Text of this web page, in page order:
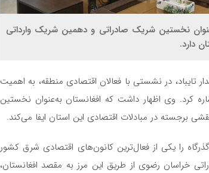
نخستین شریک صادراتی و دهمین شریک وارداتی
دارد.
تایباد، در نشستی با فعالان اقتصادی منطقه، به اهمیت
کرد. وی اظهار داشت که افغانستان به‌عنوان نخستین
برجسته در مبادلات اقتصادی این استان ایفا می‌کند.
را یکی از فعال‌ترین کانون‌های اقتصادی شرق کشور
از ۶۵ درصد کالاهای صادراتی خراسان رضوی از طریق این مرز به مقصد افغانستان،